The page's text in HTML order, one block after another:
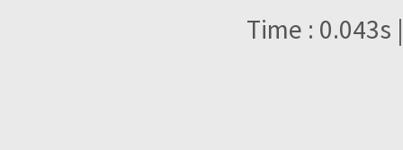
Time : 0.043s